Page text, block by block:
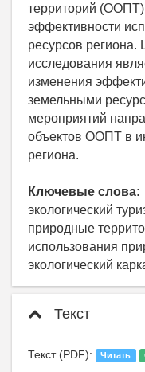
территорий
эффективности
ресурсов
исследования
изменения
земельными
мероприятий
объектов ООПТ в
региона.
Ключевые слова:
экологический
природные
использования
экологический
Текст
Текст (PDF): Читать